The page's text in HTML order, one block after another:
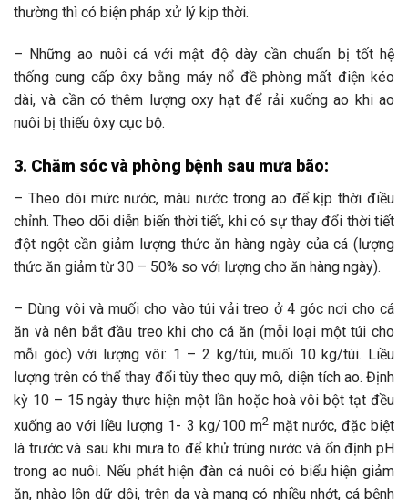
thường thì có biện pháp xử lý kịp thời.
– Những ao nuôi cá với mật độ dày cần chuẩn bị tốt hệ
thống cung cấp ôxy bằng máy nổ đề phòng mất điện kéo
dài, và cần có thêm lượng oxy hạt để rải xuống ao khi ao
nuôi bị thiếu ôxy cục bộ.
3. Chăm sóc và phòng bệnh sau mưa bão:
– Theo dõi mức nước, màu nước trong ao để kịp thời điều
chỉnh. Theo dõi diễn biến thời tiết, khi có sự thay đổi thời tiết
đột ngột cần giảm lượng thức ăn hàng ngày của cá (lượng
thức ăn giảm từ 30 – 50% so với lượng cho ăn hàng ngày).
– Dùng vôi và muối cho vào túi vải treo ở 4 góc nơi cho cá
ăn và nên bắt đầu treo khi cho cá ăn (mỗi loại một túi cho
mỗi góc) với lượng vôi: 1 – 2 kg/túi, muối 10 kg/túi. Liều
lượng trên có thể thay đổi tùy theo quy mô, diện tích ao. Định
kỳ 10 – 15 ngày thực hiện một lần hoặc hoà vôi bột tạt đều
xuống ao với liều lượng 1- 3 kg/100 m2mặt nước, đặc biệt
là trước và sau khi mưa to để khử trùng nước và ổn định pH
trong ao nuôi. Nếu phát hiện đàn cá nuôi có biểu hiện giảm
ăn, nhào lộn dữ dội, trên da và mang có nhiều nhớt, cá bệnh